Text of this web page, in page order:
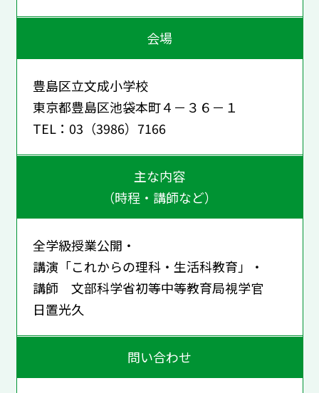
会場
豊島区立文成小学校
東京都豊島区池袋本町４－３６－１
TEL：03（3986）7166
主な内容
（時程・講師など）
全学級授業公開・
講演「これからの理科・生活科教育」・
講師 文部科学省初等中等教育局視学官
日置光久
問い合わせ